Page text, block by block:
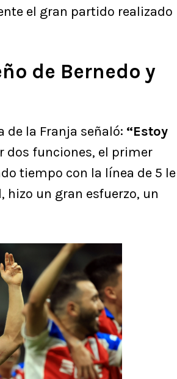
el gran partido realizado
de Bernedo y
de la Franja señaló: “Estoy
dos funciones, el primer
tiempo con la línea de 5 le
hizo un gran esfuerzo, un